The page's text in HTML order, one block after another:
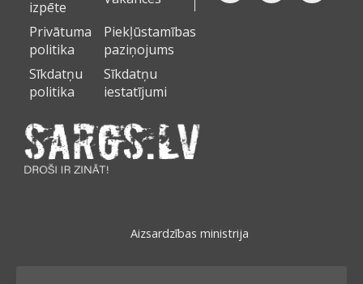
izpēte
Privātuma
politika
Piekļūstamības
paziņojums
Sīkdatņu
politika
Sīkdatņu
iestatījumi
Aizsardzības ministrija